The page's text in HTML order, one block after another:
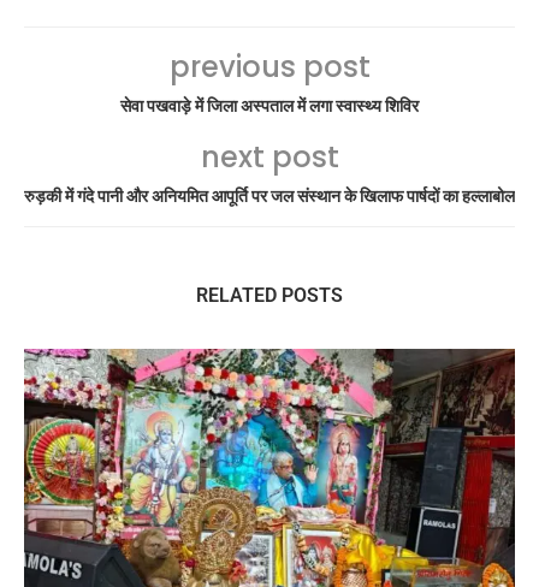
previous post
सेवा पखवाड़े में जिला अस्पताल में लगा स्वास्थ्य शिविर
next post
रुड़की में गंदे पानी और अनियमित आपूर्ति पर जल संस्थान के खिलाफ पार्षदों का हल्लाबोल
RELATED POSTS